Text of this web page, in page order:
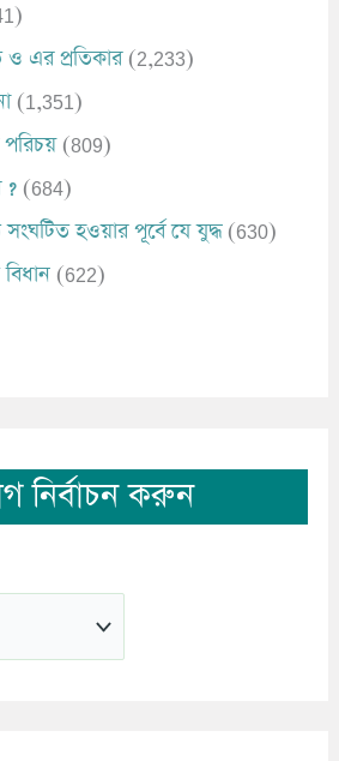
ও এর প্রতিকার (2,233)
(1,351)
(809)
? (684)
হওয়ার পূর্বে যে যুদ্ধ (630)
(622)
নির্বাচন করুন